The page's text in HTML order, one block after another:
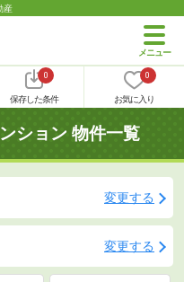
産
0
保存した条件
0
お気に入り
ション 物件一覧
変更する
変更する